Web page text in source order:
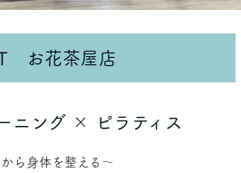
お花茶屋店
ニング × ピラティス
ら身体を整える～